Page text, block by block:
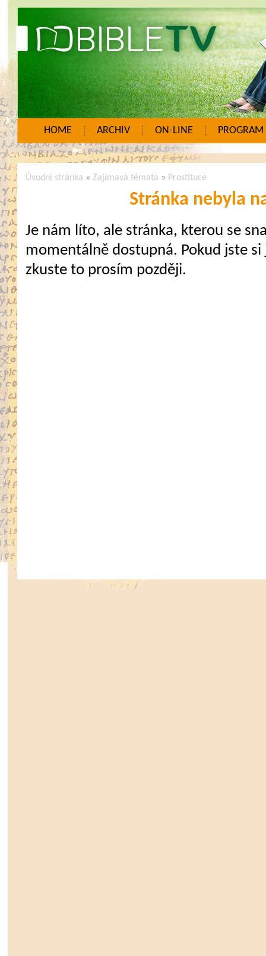
HOME ARCHIV ON-LINE PROGRAM
Úvodní stránka »Zajímavá témata » Prostituce
Stránka nebyla
Je nám líto, ale stránka, kterou se
momentálně dostupná. Pokud jste
zkuste to prosím později.